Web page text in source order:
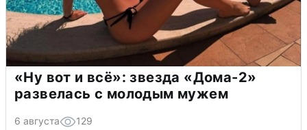
«Ну вот и всё»: звезда «Дома-2»
развелась с молодым мужем
6 августа 129